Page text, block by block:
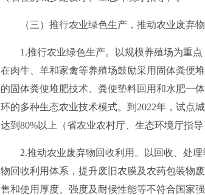
（三）推行农业绿色生产，推动农业废弃物
1.推行农业绿色生产。以规模养殖场为重点
在肉牛、羊和家禽等养殖场鼓励采用固体粪便
的固体粪便堆肥技术、粪便垫料回用和水肥一
环的多种生态农业技术模式。到2022年，试点
达到80%以上（省农业农村厅、生态环境厅指导
2.推动农业废弃物回收利用。以回收、处理
物回收利用体系，提升废旧农膜及农药包装物
售和使用厚度、强度及耐候性能等不符合国家